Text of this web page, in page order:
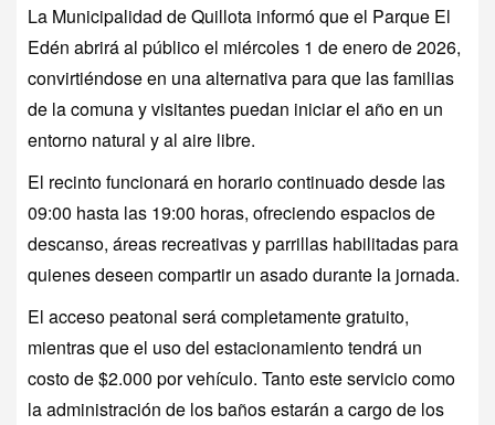
La Municipalidad de Quillota informó que el Parque El
Edén abrirá al público el miércoles 1 de enero de 2026,
convirtiéndose en una alternativa para que las familias
de la comuna y visitantes puedan iniciar el año en un
entorno natural y al aire libre.
El recinto funcionará en horario continuado desde las
09:00 hasta las 19:00 horas, ofreciendo espacios de
descanso, áreas recreativas y parrillas habilitadas para
quienes deseen compartir un asado durante la jornada.
El acceso peatonal será completamente gratuito,
mientras que el uso del estacionamiento tendrá un
costo de $2.000 por vehículo. Tanto este servicio como
la administración de los baños estarán a cargo de los